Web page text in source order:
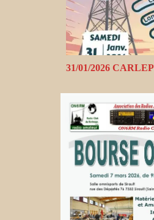
31/01/2026